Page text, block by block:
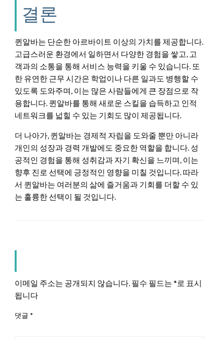
결론
퀸알바는 단순한 아르바이트 이상의 가치를 제공합니다.
고급스러운 환경에서 일하면서 다양한 경험을 쌓고, 고
객과의 소통을 통해 서비스 능력을 키울 수 있습니다. 또
한 유연한 근무 시간은 학업이나 다른 일과도 병행할 수
있도록 도와주며, 이는 많은 사람들에게 큰 장점으로 작
용합니다. 퀸알바를 통해 새로운 스킬을 습득하고 인적
네트워크를 넓힐 수 있는 기회도 많이 제공됩니다.
더 나아가, 퀸알바는 경제적 자립을 도와줄 뿐만 아니라
개인의 성장과 경력 개발에도 중요한 역할을 합니다. 성
공적인 경험을 통해 성취감과 자기 확신을 느끼며, 이는
향후 진로 선택에 긍정적인 영향을 미칠 것입니다. 따라
서 퀸알바는 여러분의 삶에 즐거움과 기회를 더할 수 있
는 훌륭한 선택이 될 것입니다.
이메일 주소는 공개되지 않습니다. 필수 필드는 *로 표시
됩니다
댓글 *